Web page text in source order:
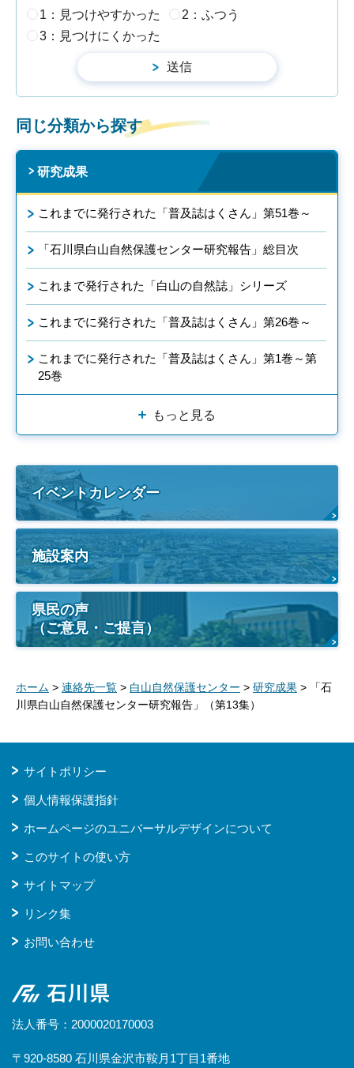
1：見つけやすかった
2：ふつう
3：見つけにくかった
同じ分類から探す
研究成果
これまでに発行された「普及誌はくさん」第51巻～
「石川県白山自然保護センター研究報告」総目次
これまで発行された「白山の自然誌」シリーズ
これまでに発行された「普及誌はくさん」第26巻～
これまでに発行された「普及誌はくさん」第1巻～第
25巻
もっと見る
イベントカレンダー
施設案内
県民の声
（ご意見・ご提言）
ホーム > 連絡先一覧 > 白山自然保護センター > 研究成果 > 「石
川県白山自然保護センター研究報告」（第13集）
サイトポリシー
個人情報保護指針
ホームページのユニバーサルデザインについて
このサイトの使い方
サイトマップ
リンク集
お問い合わせ
石川県
法人番号：2000020170003
〒920-8580 石川県金沢市鞍月1丁目1番地